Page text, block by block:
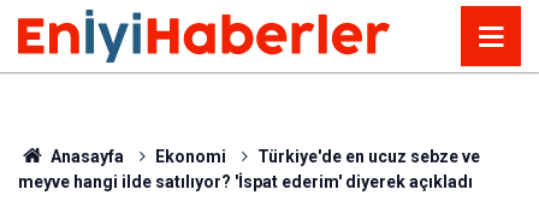
Anasayfa Ekonomi
Türkiye'de en ucuz sebze ve
meyve hangi ilde satılıyor? 'İspat ederim' diyerek açıkladı